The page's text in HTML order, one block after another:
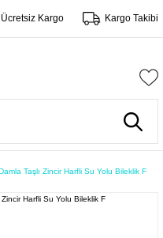
Ücretsiz Kargo Kargo Takibi
Taşlı Zincir Harfli Su Yolu Bileklik F